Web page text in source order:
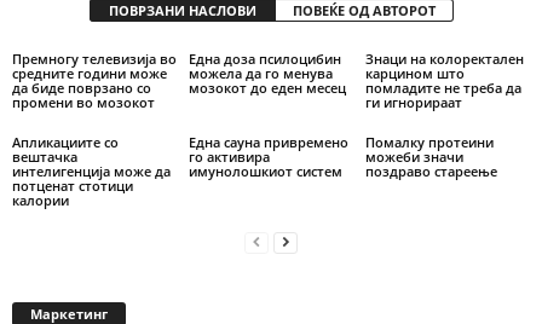
ПОВРЗАНИ НАСЛОВИ ПОВЕЌЕ ОД АВТОРОТ
Премногу телевизија во
средните години може
да биде поврзано со
промени во мозокот
Една доза псилоцибин
можела да го менува
мозокот до еден месец
Знаци на колоректален
карцином што
помладите не треба да
ги игнорираат
Апликациите со
вештачка
интелигенција може да
потценат стотици
калории
Една сауна привремено
го активира
имунолошкиот систем
Помалку протеини
можеби значи
поздраво стареење
Маркетинг